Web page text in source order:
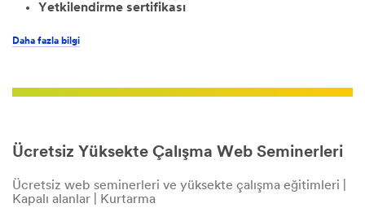
Yetkilendirme sertifikası
Daha fazla bilgi
Ücretsiz Yüksekte Çalışma Web Seminerleri
Ücretsiz web seminerleri ve yüksekte çalışma eğitimleri |
Kapalı alanlar | Kurtarma